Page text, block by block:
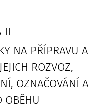
II
NA PŘÍPRAVU A
ROZVOZ,
OZNAČOVÁNÍ A
OBĚHU